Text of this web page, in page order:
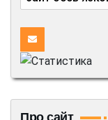
Про сайт